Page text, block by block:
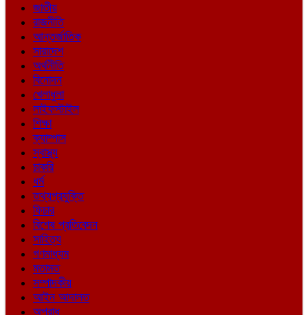
জাতীয়
রাজনীতি
আন্তর্জাতিক
সারাদেশ
অর্থনীতি
বিনোদন
খেলাধুলা
লাইফস্টাইল
শিক্ষা
ক্যাম্পাস
স্বাস্থ্য
চাকরি
ধর্ম
তথ্যপ্রযুক্তি
ফিচার
বিশেষ প্রতিবেদন
সাহিত্য
গণমাধ্যম
মতামত
সম্পাদকীয়
আইন আদালত
অপরাধ